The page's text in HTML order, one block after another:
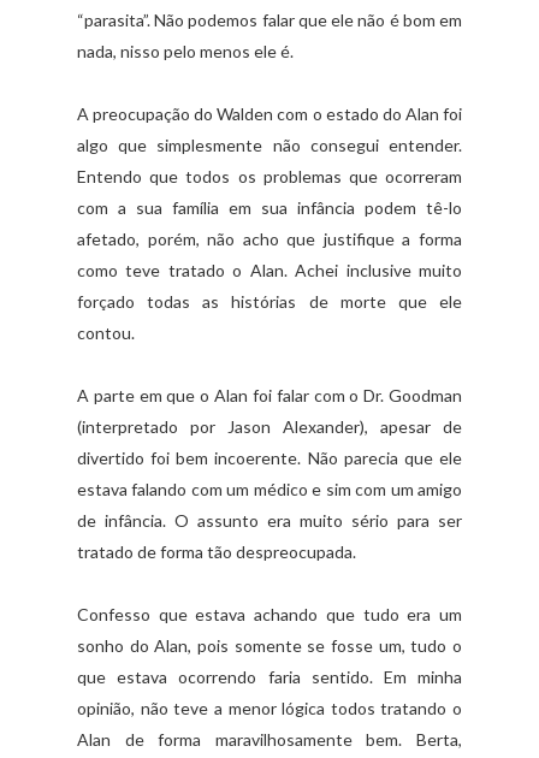
“parasita”. Não podemos falar que ele não é bom em
nada, nisso pelo menos ele é.
A preocupação do Walden com o estado do Alan foi
algo que simplesmente não consegui entender.
Entendo que todos os problemas que ocorreram
com a sua família em sua infância podem tê-lo
afetado, porém, não acho que justifique a forma
como teve tratado o Alan. Achei inclusive muito
forçado todas as histórias de morte que ele
contou.
A parte em que o Alan foi falar com o Dr. Goodman
(interpretado por Jason Alexander), apesar de
divertido foi bem incoerente. Não parecia que ele
estava falando com um médico e sim com um amigo
de infância. O assunto era muito sério para ser
tratado de forma tão despreocupada.
Confesso que estava achando que tudo era um
sonho do Alan, pois somente se fosse um, tudo o
que estava ocorrendo faria sentido. Em minha
opinião, não teve a menor lógica todos tratando o
Alan de forma maravilhosamente bem. Berta,